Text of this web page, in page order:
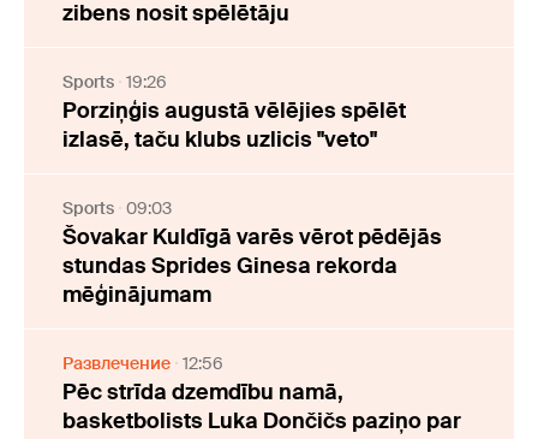
zibens nosit spēlētāju
Sports 19:26
Porziņģis augustā vēlējies spēlēt
izlasē, taču klubs uzlicis "veto"
Sports 09:03
Šovakar Kuldīgā varēs vērot pēdējās
stundas Sprides Ginesa rekorda
mēģinājumam
Развлечение 12:56
Pēc strīda dzemdību namā,
basketbolists Luka Dončičs paziņo par